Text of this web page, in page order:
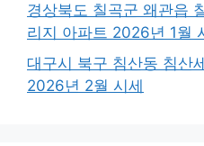
경상북도 칠곡군 왜관읍
리지 아파트 2026년 1월
대구시 북구 침산동 침산
2026년 2월 시세